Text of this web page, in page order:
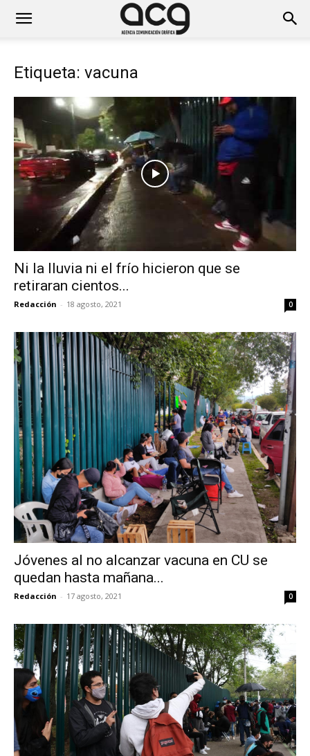
Etiqueta: vacuna
Ni la lluvia ni el frío hicieron que se
retiraran cientos...
Redacción - 18 agosto, 2021 0
Jóvenes al no alcanzar vacuna en CU se
quedan hasta mañana...
Redacción - 17 agosto, 2021 0